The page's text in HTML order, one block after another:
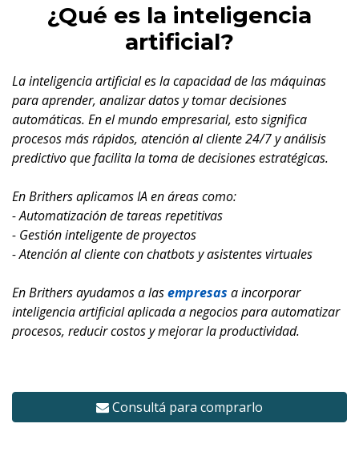
¿Qué es la inteligencia
artificial?
La inteligencia artificial es la capacidad de las máquinas
para aprender, analizar datos y tomar decisiones
automáticas. En el mundo empresarial, esto significa
procesos más rápidos, atención al cliente 24/7 y análisis
predictivo que facilita la toma de decisiones estratégicas.
En Brithers aplicamos IA en áreas como:
- Automatización de tareas repetitivas
- Gestión inteligente de proyectos
- Atención al cliente con chatbots y asistentes virtuales
En Brithers ayudamos a lasempresas a incorporar
inteligencia artificial aplicada a negocios para automatizar
procesos, reducir costos y mejorar la productividad.
Consultá para comprarlo